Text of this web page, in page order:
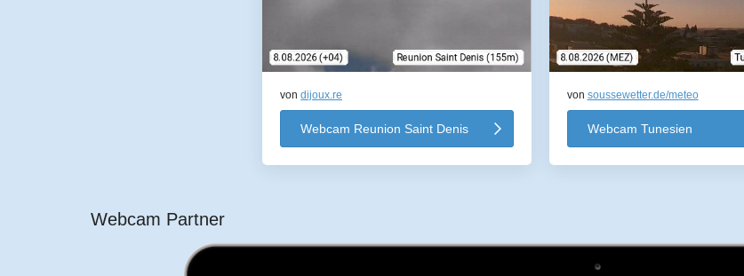
vondijoux.re
Webcam Reunion Saint Denis
von soussewetter.de/meteo
Webcam Tunesien
Webcam Partner